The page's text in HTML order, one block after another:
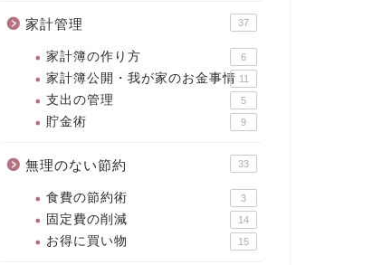
家計管理 37
家計簿の作り方 6
家計簿公開・我が家のお金事情 11
支出の管理 5
貯金術 9
無理のない節約 33
食費の節約術 3
固定費の削減 14
お得に買い物 15